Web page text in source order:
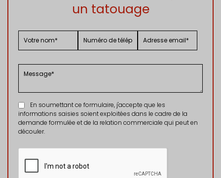
un tatouage
En soumettant ce formulaire, j'accepte que les
informations saisies soient exploitées dans le cadre de la
demande formulée et de la relation commerciale qui peut en
découler.